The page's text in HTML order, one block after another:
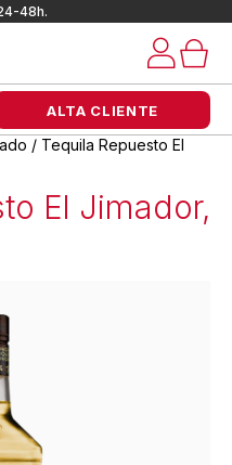
48h.
ALTA CLIENTE
/ Tequila Repuesto El
El Jimador,